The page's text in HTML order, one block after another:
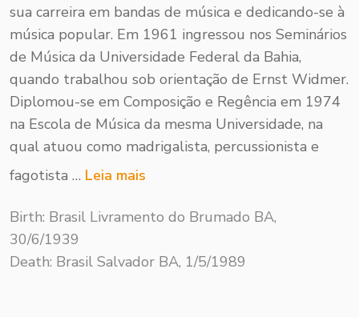
sua carreira em bandas de música e dedicando-se à
música popular. Em 1961 ingres­sou nos Seminários
de Música da Uni­versidade Federal da Bahia,
quando traba­lhou sob orien­tação de Ernst Widmer.
Diplo­mou-se em Compo­sição e Regência em 1974
na Escola de Música da mesma Universidade, na
qual atuou como madrigalista, percus­sionista e
fagotista … Leia mais
Birth: Brasil Livramento do Brumado BA,
30/6/1939
Death: Brasil Salvador BA, 1/5/1989